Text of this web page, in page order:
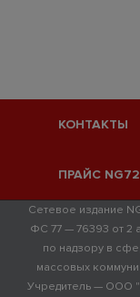
КОНТАКТЫ
ПРАЙС
Сетевое издание
ФС 77 — 76393 от 2
по надзору в
массовых
Учредитель — ООО